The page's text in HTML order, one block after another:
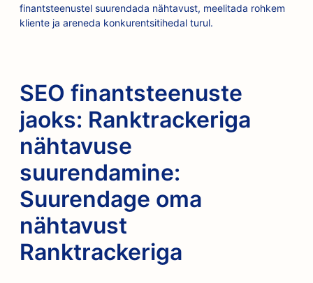
finantsteenustel suurendada nähtavust, meelitada rohkem
kliente ja areneda konkurentsitihedal turul.
SEO finantsteenuste
jaoks: Ranktrackeriga
nähtavuse
suurendamine:
Suurendage oma
nähtavust
Ranktrackeriga